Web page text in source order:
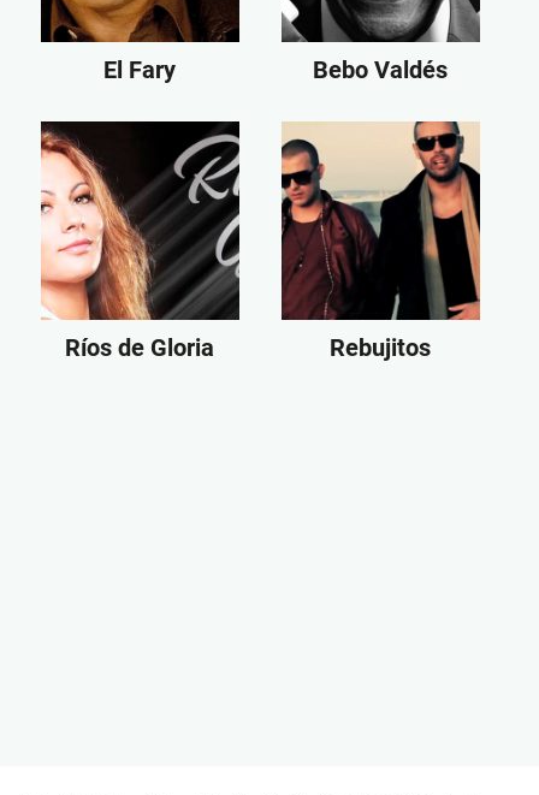
El Fary Bebo Valdés
Ríos de Gloria Rebujitos